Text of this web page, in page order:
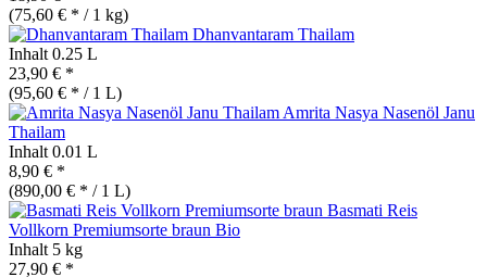
(75,60 € * / 1 kg)
Dhanvantaram Thailam
Inhalt 0.25 L
23,90 € *
(95,60 € * / 1 L)
Amrita Nasya Nasenöl Janu
Thailam
Inhalt 0.01 L
8,90 € *
(890,00 € * / 1 L)
Basmati Reis
Vollkorn Premiumsorte braun Bio
Inhalt 5 kg
27,90 € *